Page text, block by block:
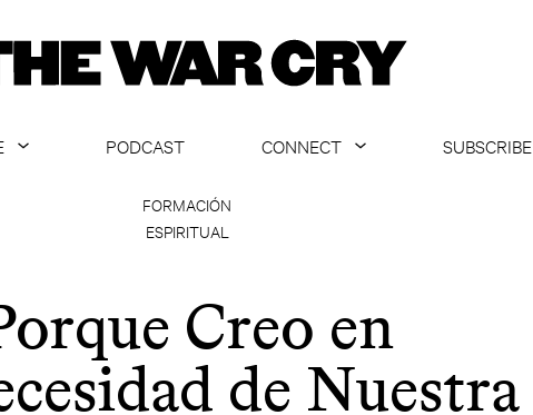
PODCAST
CONNECT
SUBSCRIBE
FORMACIÓN
ESPIRITUAL
Creo en
de Nuestra